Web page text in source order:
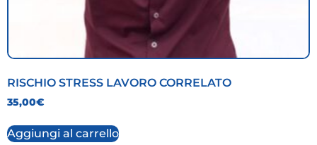
RISCHIO STRESS LAVORO CORRELATO
35,00€
Aggiungi al carrello